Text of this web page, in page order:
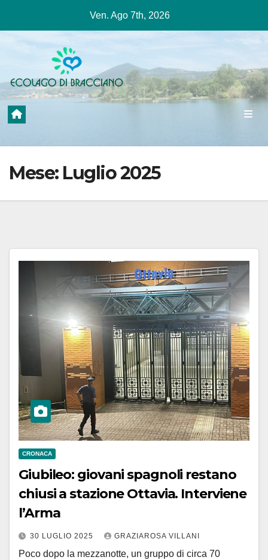
contenuto
Ven. Ago 7th, 2026
Mese: Luglio 2025
CRONACA
Giubileo: giovani spagnoli restano
chiusi a stazione Ottavia. Interviene
l’Arma
30 LUGLIO 2025 GRAZIAROSA VILLANI
Poco dopo la mezzanotte, un gruppo di circa 70